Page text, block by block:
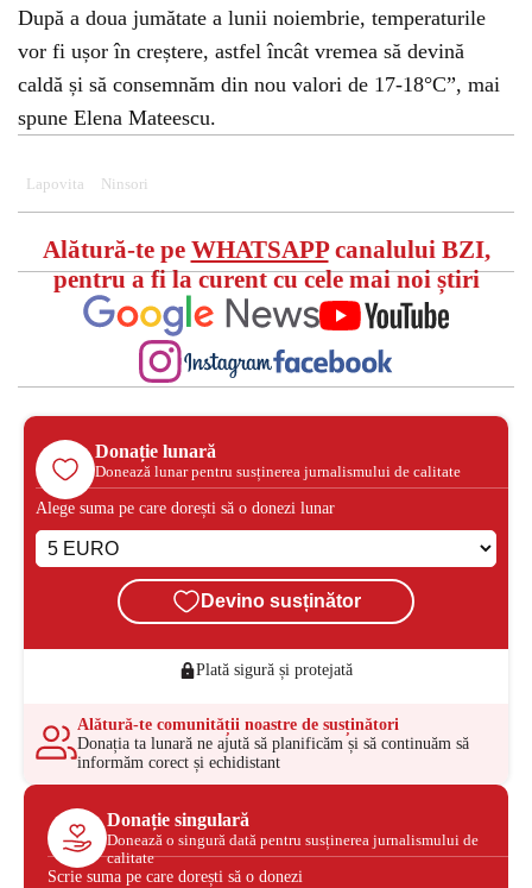
După a doua jumătate a lunii noiembrie, temperaturile
vor fi ușor în creștere, astfel încât vremea să devină
caldă și să consemnăm din nou valori de 17-18°C”, mai
spune Elena Mateescu.
Lapovita Ninsori
Alătură-te pe WHATSAPPcanalului BZI,
pentru a fi la curent cu cele mai noi știri
Donație lunară
Donează lunar pentru susținerea jurnalismului de calitate
Alege suma pe care dorești să o donezi lunar
Devino susținător
Plată sigură și protejată
Alătură-te comunității noastre de susținători
Donația ta lunară ne ajută să planificăm și să continuăm să
informăm corect și echidistant
Donație singulară
Donează o singură dată pentru susținerea jurnalismului de
calitate
Scrie suma pe care dorești să o donezi